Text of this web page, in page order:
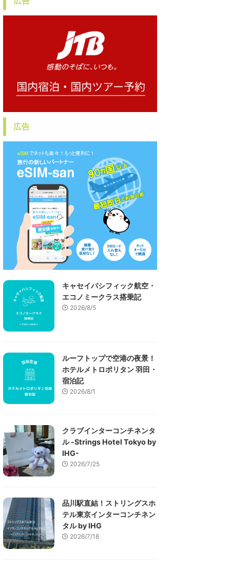
広告
キャセイパシフィック航空・
エコノミークラス搭乗記
2026/8/5
ルーフトップで空港の夜景！
ホテルメトロポリタン 羽田・
宿泊記
2026/8/1
クラブインターコンチネンタ
ル -Strings Hotel Tokyo by
IHG-
2026/7/25
品川駅直結！ストリングスホ
テル東京インターコンチネン
タル by IHG
2026/7/18